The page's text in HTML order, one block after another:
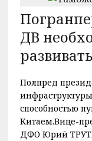
ДВ
развивать
Полпред
способностью
Китаем.Вице-
ДФО Юрий